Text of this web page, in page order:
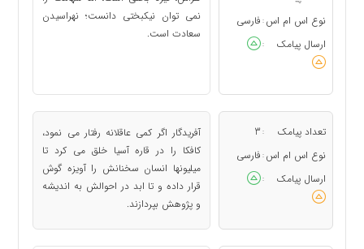
نوع اس ام اس : فارسی
ارسال پیامک
:
نمی توان نیكبختی دانست؛ نهراسیدن
سعادت است.
تعداد پیامک :
3
نوع اس ام اس : فارسی
ارسال پیامک
:
آفریدگار اگر كمی عاقلانه رفتار می نمود،
كافكا را در قاره آسیا خلق می كرد تا
میلیونها انسان سخنانش را آویزه گوش
قرار داده و تا ابد در احوالش به اندیشه
و پژوهش بپردازند.